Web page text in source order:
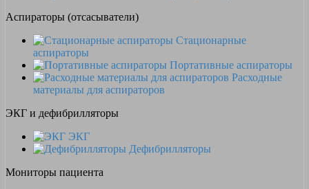
Аспираторы (отсасыватели)
Стационарные
аспираторы
Портативные аспираторы
Расходные
материалы для аспираторов
ЭКГ и дефибрилляторы
ЭКГ
Дефибрилляторы
Мониторы пациента